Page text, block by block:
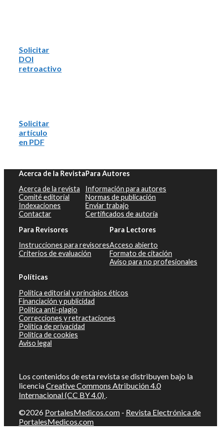
Solicitar
DOI
retroactivo
Solicitar
artículo
en PDF
Acerca de la Revista
Acerca de la revista
Comité editorial
Indexaciones
Contactar
Para Autores
Información para autores
Normas de publicación
Enviar trabajo
Certificados de autoría
Para Revisores
Instrucciones para revisores
Criterios de evaluación
Para Lectores
Acceso abierto
Formato de citación
Aviso para no profesionales
Políticas
Política editorial y principios éticos
Financiación y publicidad
Política anti-plagio
Correcciones y retractaciones
Política de privacidad
Política de cookies
Aviso legal
Los contenidos de esta revista se distribuyen bajo la
licenciaCreative Commons Atribución 4.0
Internacional (CC BY 4.0) .
©2026 PortalesMedicos.com - Revista Electrónica de
PortalesMedicos.com